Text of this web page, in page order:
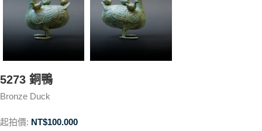
5273 銅鴨
Bronze Duck
起拍價: NT$100.000